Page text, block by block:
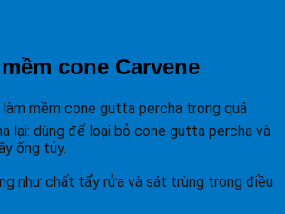
cone Carvene
mềm cone gutta percha trong quá
lại: dùng để loại bỏ cone gutta percha và
ống tủy.
như chất tẩy rửa và sát trùng trong điều